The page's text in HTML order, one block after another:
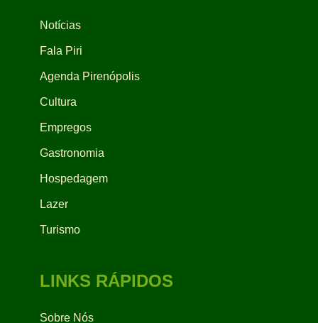
Notícias
Fala Piri
Agenda Pirenópolis
Cultura
Empregos
Gastronomia
Hospedagem
Lazer
Turismo
LINKS RÁPIDOS
Sobre Nós